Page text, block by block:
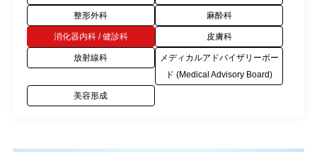
整形外科 麻酔科
消化器内科 / 健診科 皮膚科
放射線科
メディカルアドバイザリーボー
ド (Medical Advisory Board)
美容形成